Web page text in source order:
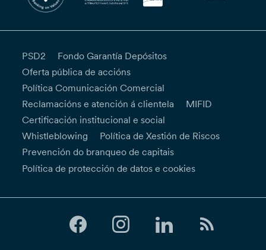
PSD2
Fondo Garantía Depósitos
Oferta pública de accións
Política Comunicación Comercial
Reclamacións e atención á clientela
MIFID
Certificación institucional e social
Whistleblowing
Política de Xestión de Riscos
Prevención do branqueo de capitais
Política de protección de datos e cookies